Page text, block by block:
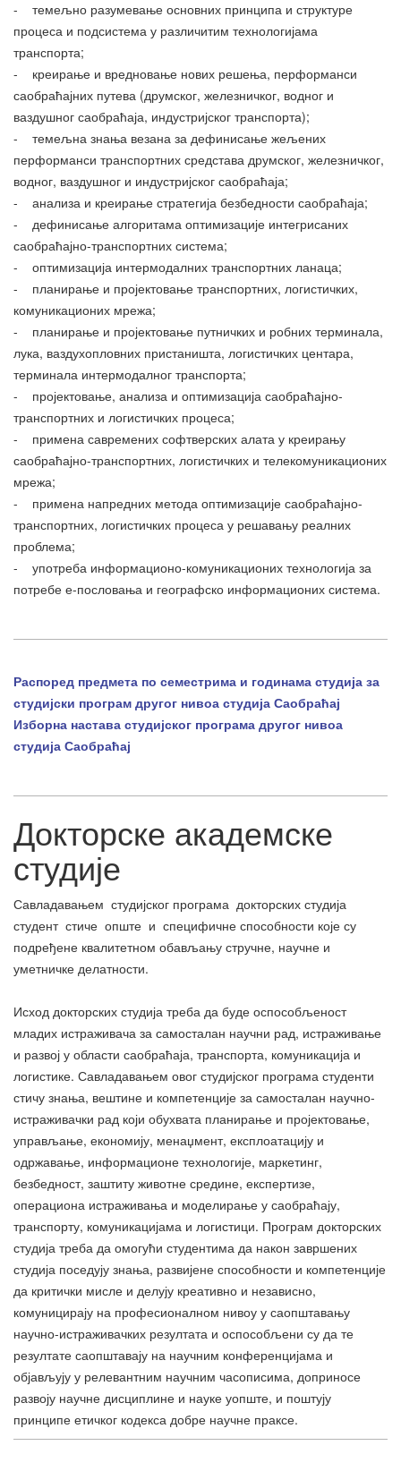
- темељно разумевање основних принципа и структуре
процеса и подсистема у различитим технологијама
транспорта;
- креирање и вредновање нових решења, перформанси
саобраћајних путева (друмског, железничког, водног и
ваздушног саобраћаја, индустријског транспорта);
- темељна знања везана за дефинисање жељених
перформанси транспортних средстава друмског, железничког,
водног, ваздушног и индустријског саобраћаја;
- анализа и креирање стратегија безбедности саобраћаја;
- дефинисање алгоритама оптимизације интегрисаних
саобраћајно-транспортних система;
- оптимизација интермодалних транспортних ланаца;
- планирање и пројектовање транспортних, логистичких,
комуникационих мрежа;
- планирање и пројектовање путничких и робних терминала,
лука, ваздухопловних пристаништа, логистичких центара,
терминала интермодалног транспорта;
- пројектовање, анализа и оптимизација саобраћајно-
транспортних и логистичких процеса;
- примена савремених софтверских алата у креирању
саобраћајно-транспортних, логистичких и телекомуникационих
мрежа;
- примена напредних метода оптимизације саобраћајно-
транспортних, логистичких процеса у решавању реалних
проблема;
- употреба информационо-комуникационих технологија за
потребе е-пословања и географско информационих система.
Распоред предмета по семестрима и годинама студија за
студијски програм другог нивоа студија Саобраћај
Изборна настава студијског програма другог нивоа
студија Саобраћај
Докторске академске
студије
Савладавањем студијског програма докторских студија
студент стиче опште и специфичне способности које су
подређене квалитетном обављању стручне, научне и
уметничке делатности.
Исход докторских студија треба да буде оспособљеност
младих истраживача за самосталан научни рад, истраживање
и развој у области саобраћаја, транспорта, комуникација и
логистике. Савладавањем овог студијског програма студенти
стичу знања, вештине и компетенције за самосталан научно-
истраживачки рад који обухвата планирање и пројектовање,
управљање, економију, менаџмент, експлоатацију и
одржавање, информационе технологије, маркетинг,
безбедност, заштиту животне средине, експертизе,
операциона истраживања и моделирање у саобраћају,
транспорту, комуникацијама и логистици. Програм докторских
студија треба да омогући студентима да након завршених
студија поседују знања, развијене способности и компетенције
да критички мисле и делују креативно и независно,
комуницирају на професионалном нивоу у саопштавању
научно-истраживачких резултата и оспособљени су да те
резултате саопштавају на научним конференцијама и
објављују у релевантним научним часописима, доприносе
развоју научне дисциплине и науке уопште, и поштују
принципе етичког кодекса добре научне праксе.